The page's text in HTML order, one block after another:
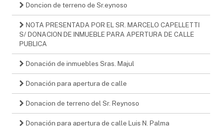
Doncion de terreno de Sr.eynoso
NOTA PRESENTADA POR EL SR. MARCELO CAPELLETTI
S/ DONACION DE INMUEBLE PARA APERTURA DE CALLE
PUBLICA
Donación de inmuebles Sras. Majul
Donación para apertura de calle
Donacion de terreno del Sr. Reynoso
Donación para apertura de calle Luis N. Palma